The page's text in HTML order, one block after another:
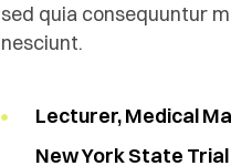
sed quia consequuntur
nesciunt.
Lecturer, Medical
New York State